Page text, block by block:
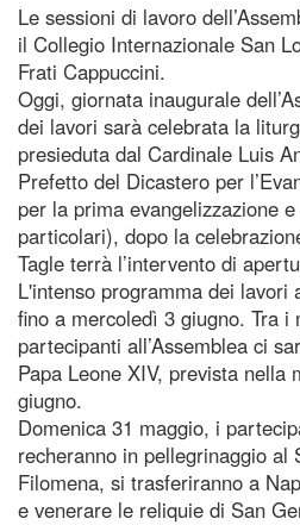
Le sessioni di lavoro
il Collegio Internazionale San
Frati Cappuccini.
Oggi, giornata inaugurale
dei lavori sarà celebrata la
presieduta dal Cardinale Luis
Prefetto del Dicastero per
per la prima evangelizzazione
particolari), dopo la
Tagle terrà l’intervento di
L'intenso programma dei lavori
fino a mercoledì 3 giugno. Tra i
partecipanti all’Assemblea ci
Papa Leone XIV, prevista nella
giugno.
Domenica 31 maggio, i
recheranno in pellegrinaggio al
Filomena, si trasferiranno a
e venerare le reliquie di San